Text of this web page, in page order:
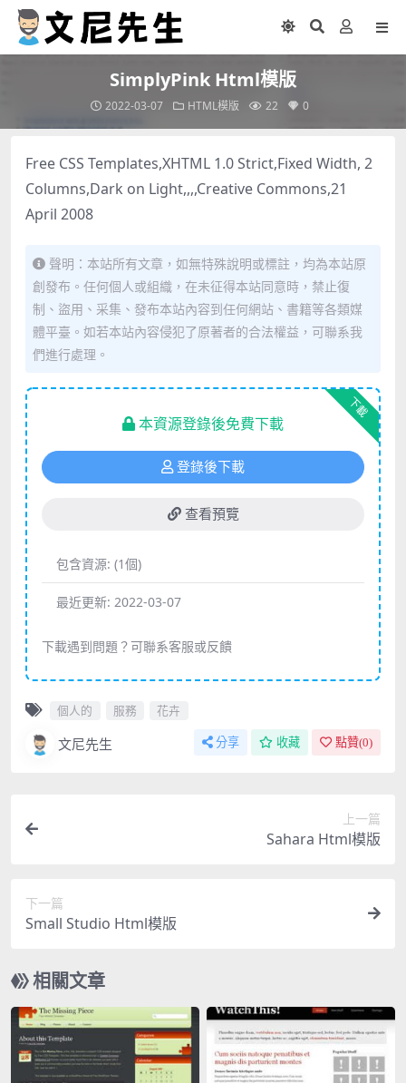
SimplyPink Html模版
2022-03-07 HTML模版 22 0
Free CSS Templates,XHTML 1.0 Strict,Fixed Width, 2
Columns,Dark on Light,,,,Creative Commons,21
April 2008
聲明：本站所有文章，如無特殊說明或標註，均為本站原
創發布。任何個人或組織，在未征得本站同意時，禁止復
制、盜用、采集、發布本站內容到任何網站、書籍等各類媒
體平臺。如若本站內容侵犯了原著者的合法權益，可聯系我
們進行處理。
下載
本資源登錄後免費下載
登錄後下載
查看預覽
包含資源: (1個)
最近更新: 2022-03-07
下載遇到問題？可聯系客服或反饋
個人的 服務 花卉
文尼先生 分享 收藏 點贊(0)
上一篇
Sahara Html模版
下一篇
Small Studio Html模版
相關文章